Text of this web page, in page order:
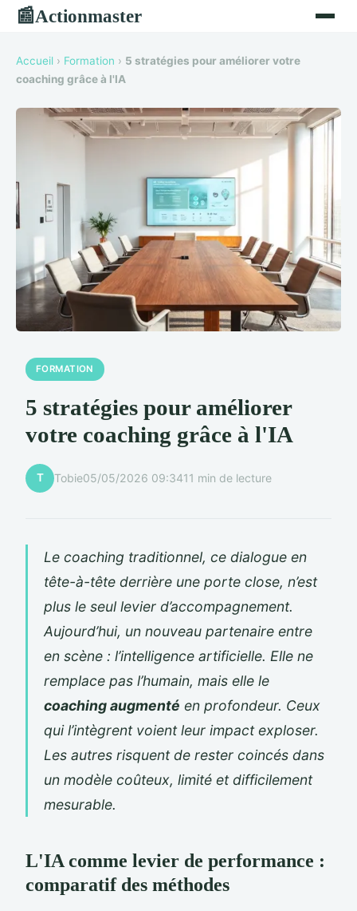
📰Actionmaster
Accueil › Formation › 5 stratégies pour améliorer votre
coaching grâce à l'IA
FORMATION
5 stratégies pour améliorer
votre coaching grâce à l'IA
T Tobie05/05/2026 09:3411 min de lecture
Le coaching traditionnel, ce dialogue en
tête-à-tête derrière une porte close, n’est
plus le seul levier d’accompagnement.
Aujourd’hui, un nouveau partenaire entre
en scène : l’intelligence artificielle. Elle ne
remplace pas l’humain, mais elle le
coaching augmenté en profondeur. Ceux
qui l’intègrent voient leur impact exploser.
Les autres risquent de rester coincés dans
un modèle coûteux, limité et difficilement
mesurable.
L'IA comme levier de performance :
comparatif des méthodes